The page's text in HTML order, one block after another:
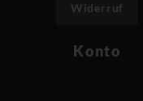
Widerruf
Konto